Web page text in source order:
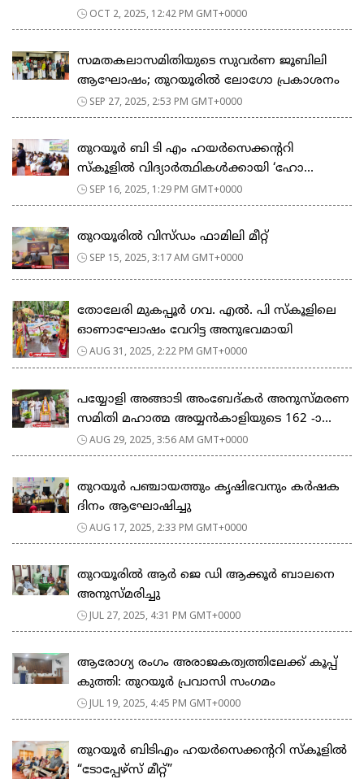
OCT 2, 2025, 12:42 PM GMT+0000
സമതകലാസമിതിയുടെ സുവർണ ജൂബിലി
ആഘോഷം; തുറയൂരിൽ ലോഗോ പ്രകാശനം
SEP 27, 2025, 2:53 PM GMT+0000
തുറയൂർ ബി ടി എം ഹയർസെക്കൻ്ററി
സ്കൂളിൽ വിദ്യാർത്ഥികൾക്കായി ‘ഹോ...
SEP 16, 2025, 1:29 PM GMT+0000
തുറയൂരിൽ വിസ്ഡം ഫാമിലി മീറ്റ്
SEP 15, 2025, 3:17 AM GMT+0000
തോലേരി മുകപ്പൂർ ഗവ. എൽ. പി സ്കൂളിലെ
ഓണാഘോഷം വേറിട്ട അനുഭവമായി
AUG 31, 2025, 2:22 PM GMT+0000
പയ്യോളി അങ്ങാടി അംബേദ്കർ അനുസ്മരണ
സമിതി മഹാത്മ അയ്യൻകാളിയുടെ 162 -ാ...
AUG 29, 2025, 3:56 AM GMT+0000
തുറയൂർ പഞ്ചായത്തും കൃഷിഭവനും കർഷക
ദിനം ആഘോഷിച്ചു
AUG 17, 2025, 2:33 PM GMT+0000
തുറയൂരിൽ ആർ ജെ ഡി ആക്കൂർ ബാലനെ
അനുസ്മരിച്ചു
JUL 27, 2025, 4:31 PM GMT+0000
ആരോഗ്യ രംഗം അരാജകത്വത്തിലേക്ക് കൂപ്പ്
കുത്തി: തുറയൂർ പ്രവാസി സംഗമം
JUL 19, 2025, 4:45 PM GMT+0000
തുറയൂർ ബിടിഎം ഹയർസെക്കൻ്ററി സ്കൂളിൽ
“ടോപ്പേഴ്സ് മീറ്റ്”